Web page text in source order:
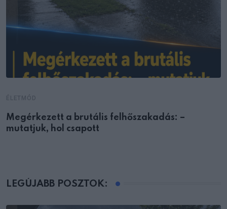
Megérkezett a brutális felhőszakadás: –
mutatjuk, hol csapott
LEGÚJABB POSZTOK: